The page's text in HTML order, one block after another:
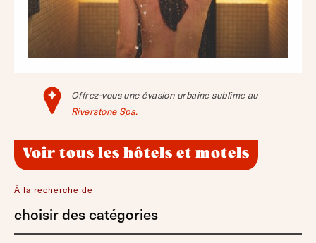
Offrez-vous une évasion urbaine sublime au
Riverstone Spa.
Voir tous les hôtels et motels
À la recherche de
choisir des catégories